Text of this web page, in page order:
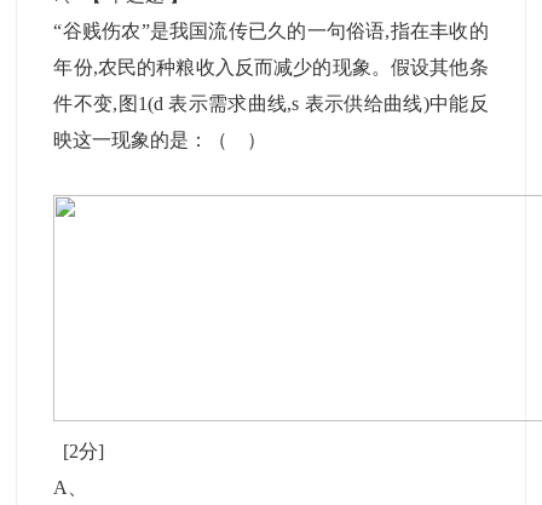
“谷贱伤农”是我国流传已久的一句俗语,指在丰收的
年份,农民的种粮收入反而减少的现象。假设其他条
件不变,图1(d 表示需求曲线,s 表示供给曲线)中能反
映这一现象的是：（ ）
[2分]
A